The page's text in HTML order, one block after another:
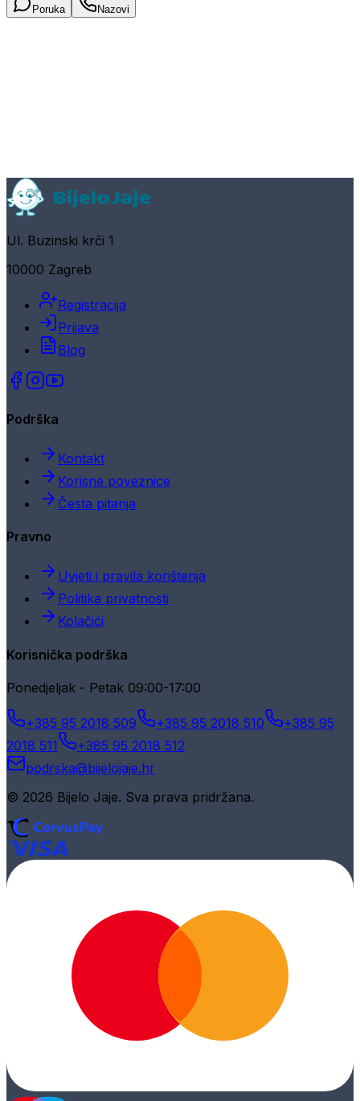
Poruka Nazovi
Ul. Buzinski krči 1
10000 Zagreb
Registracija
Prijava
Blog
Podrška
Kontakt
Korisne poveznice
Česta pitanja
Pravno
Uvjeti i pravila korištenja
Politika privatnosti
Kolačići
Korisnička podrška
Ponedjeljak - Petak 09:00-17:00
+385 95 2018 509 +385 95 2018 510
+385 95
2018 511
+385 95 2018 512
podrska@bijelojaje.hr
© 2026 Bijelo Jaje. Sva prava pridržana.